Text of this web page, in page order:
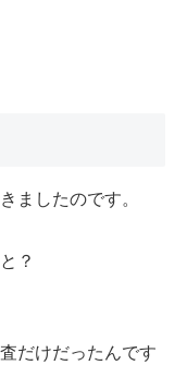
ましたのです。
？
だけだったんです